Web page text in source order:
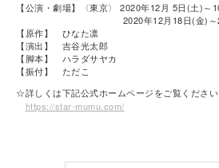
【公演・劇場】〈東京〉 2020年12月 5日(土)
2020年12月18日(金)～20日(
【原作】 ひなた凛
【演出】 吉谷光太郎
【脚本】 ハラダサヤカ
【振付】 ただこ
☆詳しくは下記公式ホームページをご覧ください
https://star-mumu.com/